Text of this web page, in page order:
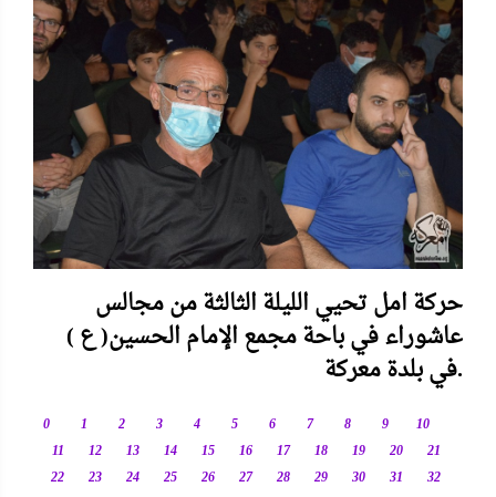
حركة امل تحيي الليلة الثالثة من مجالس
عاشوراء في باحة مجمع الإمام الحسين( ع )
في بلدة معركة.
0 1 2 3 4 5 6 7 8 9
10
11
12 13 14 15 16 17 18 19 20
21
22
23 24 25 26 27 28 29 30 31
32